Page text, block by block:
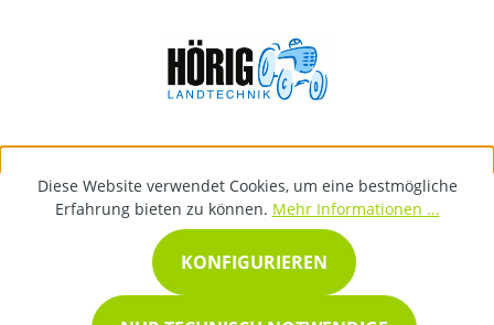
Diese Website verwendet Cookies, um eine bestmögliche
Erfahrung bieten zu können. Mehr Informationen ...
KONFIGURIEREN